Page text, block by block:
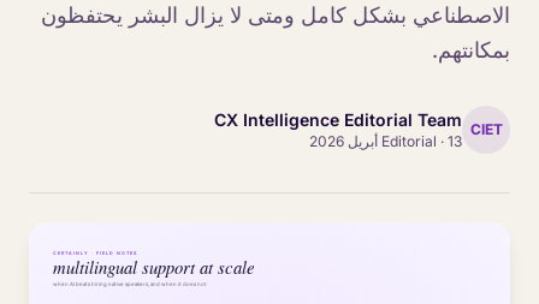
الاصطناعي بشكل كامل ومتى لا يزال البشر يحتفظون
بمكانتهم.
CIET
CX Intelligence Editorial Team
Editorial · 13 أبريل 2026